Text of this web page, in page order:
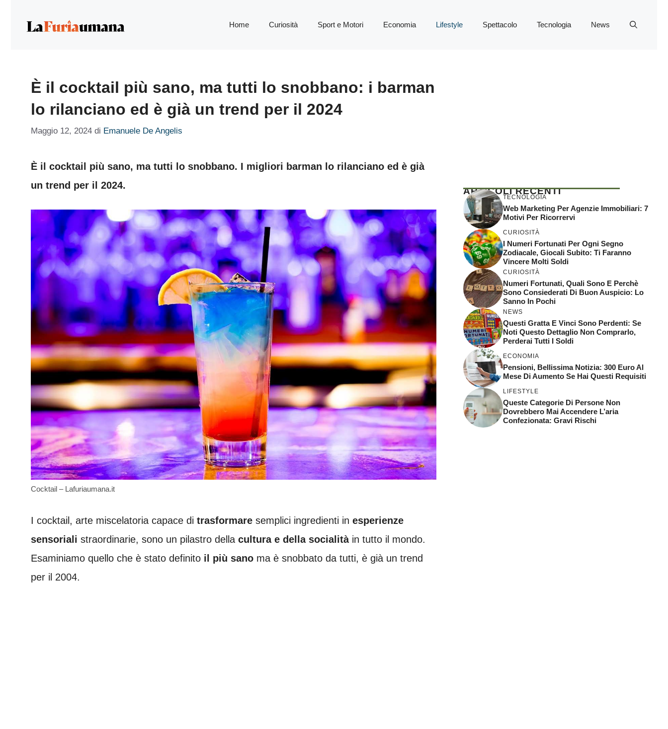
Home Curiosità Sport e Motori Economia Lifestyle Spettacolo Tecnologia News
È il cocktail più sano, ma tutti lo snobbano: i barman
lo rilanciano ed è già un trend per il 2024
Maggio 12, 2024 di Emanuele De Angelis
È il cocktail più sano, ma tutti lo snobbano. I migliori barman lo rilanciano ed è già
un trend per il 2024.
Cocktail – Lafuriaumana.it
I cocktail, arte miscelatoria capace di trasformare semplici ingredienti in esperienze
sensoriali straordinarie, sono un pilastro della cultura e della socialità in tutto il mondo.
Esaminiamo quello che è stato definito il più sano ma è snobbato da tutti, è già un trend
per il 2004.
ARTICOLI RECENTI
TECNOLOGIA
Web Marketing Per Agenzie Immobiliari: 7
Motivi Per Ricorrervi
CURIOSITÀ
I Numeri Fortunati Per Ogni Segno
Zodiacale, Giocali Subito: Ti Faranno
Vincere Molti Soldi
CURIOSITÀ
Numeri Fortunati, Quali Sono E Perchè
Sono Consiederati Di Buon Auspicio: Lo
Sanno In Pochi
NEWS
Questi Gratta E Vinci Sono Perdenti: Se
Noti Questo Dettaglio Non Comprarlo,
Perderai Tutti I Soldi
ECONOMIA
Pensioni, Bellissima Notizia: 300 Euro Al
Mese Di Aumento Se Hai Questi Requisiti
LIFESTYLE
Queste Categorie Di Persone Non
Dovrebbero Mai Accendere L’aria
Confezionata: Gravi Rischi